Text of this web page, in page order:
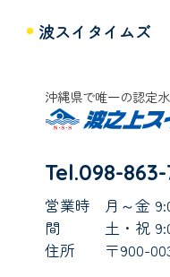
波スイタイムズ
沖縄県で唯一の認定
Tel.098-
営業時
間
月～金
土・祝
住所
〒900-